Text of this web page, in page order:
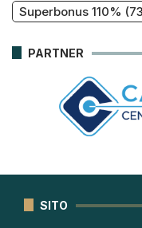
Superbonus 110%
PARTNER
SITO